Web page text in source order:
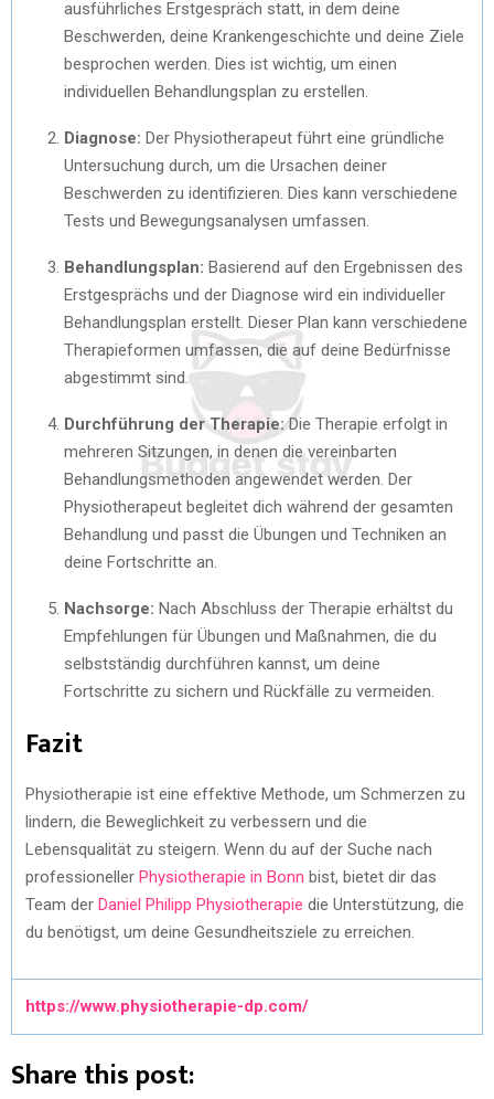
ausführliches Erstgespräch statt, in dem deine
Beschwerden, deine Krankengeschichte und deine Ziele
besprochen werden. Dies ist wichtig, um einen
individuellen Behandlungsplan zu erstellen.
Diagnose: Der Physiotherapeut führt eine gründliche
Untersuchung durch, um die Ursachen deiner
Beschwerden zu identifizieren. Dies kann verschiedene
Tests und Bewegungsanalysen umfassen.
Behandlungsplan: Basierend auf den Ergebnissen des
Erstgesprächs und der Diagnose wird ein individueller
Behandlungsplan erstellt. Dieser Plan kann verschiedene
Therapieformen umfassen, die auf deine Bedürfnisse
abgestimmt sind.
Durchführung der Therapie:Die Therapie erfolgt in
mehreren Sitzungen, in denen die vereinbarten
Behandlungsmethoden angewendet werden. Der
Physiotherapeut begleitet dich während der gesamten
Behandlung und passt die Übungen und Techniken an
deine Fortschritte an.
Nachsorge: Nach Abschluss der Therapie erhältst du
Empfehlungen für Übungen und Maßnahmen, die du
selbstständig durchführen kannst, um deine
Fortschritte zu sichern und Rückfälle zu vermeiden.
Fazit
Physiotherapie ist eine effektive Methode, um Schmerzen zu
lindern, die Beweglichkeit zu verbessern und die
Lebensqualität zu steigern. Wenn du auf der Suche nach
professioneller Physiotherapie in Bonn bist, bietet dir das
Team der Daniel Philipp Physiotherapie die Unterstützung, die
du benötigst, um deine Gesundheitsziele zu erreichen.
https://www.physiotherapie-dp.com/
Share this post: